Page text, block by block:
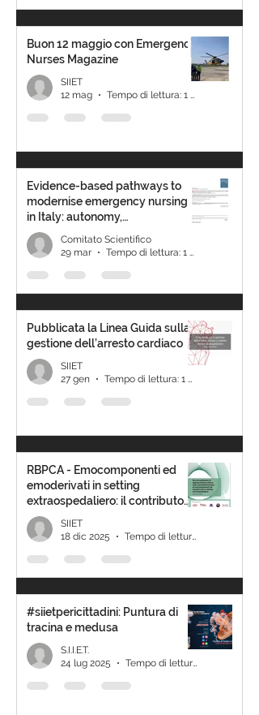
Buon 12 maggio con Emergency
Nurses Magazine
SIIET
12 mag
Tempo di lettura: 1 min
Evidence-based pathways to
modernise emergency nursing
in Italy: autonomy,
accountability, and outcomes
Comitato Scientifico
29 mar
Tempo di lettura: 1 min
Pubblicata la Linea Guida sulla
gestione dell’arresto cardiaco
SIIET
27 gen
Tempo di lettura: 1 min
RBPCA - Emocomponenti ed
emoderivati in setting
extraospedaliero: il contributo
della SIIET alla consultazione
pubblica
SIIET
18 dic 2025
Tempo di lettura: 1 min
#siietpericittadini: Puntura di
tracina e medusa
S.I.I.E.T.
24 lug 2025
Tempo di lettura: 1 min